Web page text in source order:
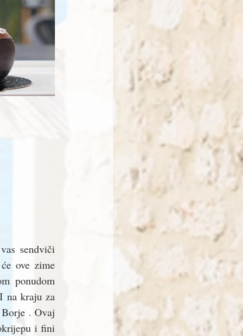
sendviči
ove zime
ponudom
na kraju za
. Ovaj
i fini